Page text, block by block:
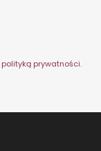
polityką prywatności.